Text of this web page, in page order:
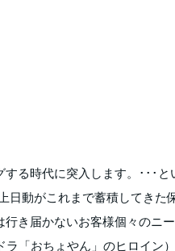
る時代に突入します。･･･
日動がこれまで蓄積してき
き届かないお客様個々のニ
「おちょやん」のヒロイン